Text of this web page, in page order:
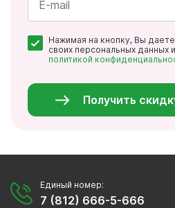
*
Нажимая на кнопку, Вы
своих персональных данных
политикой
Получить
Единый номер:
7 (812) 666-5-666